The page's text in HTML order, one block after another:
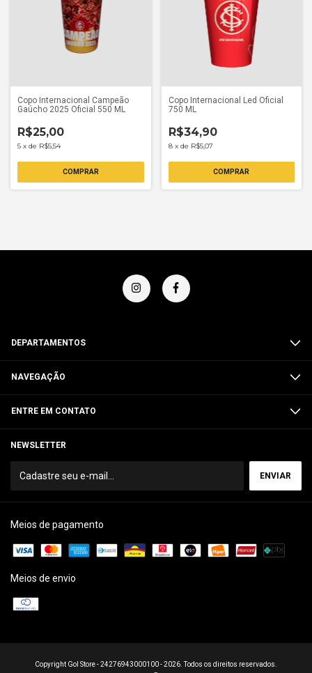
Copo Internacional Campeão
Gaúcho 2025 Oficial 550 ML
R$25,00
5 x de R$5,54
Copo Internacional Led Oficial
750 ML
R$34,90
8 x de R$5,07
DEPARTAMENTOS
NAVEGAÇÃO
ENTRE EM CONTATO
NEWSLETTER
Meios de pagamento
Meios de envio
Copyright Gol Store - 24276943000100 - 2026. Todos os direitos reservados.